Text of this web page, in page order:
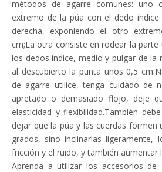
métodos de agarre comunes: uno
extremo de la púa con el dedo
derecha, exponiendo el otro
cm;La otra consiste en rodear la parte
los dedos índice, medio y pulgar de la
al descubierto la punta unos 0,5
de agarre utilice, tenga cuidado de
apretado o demasiado flojo, deje
elasticidad y flexibilidad.También
dejar que la púa y las cuerdas formen
grados, sino inclinarlas ligeramente,
fricción y el ruido, y también aumentar
Aprenda a utilizar los accesorios de